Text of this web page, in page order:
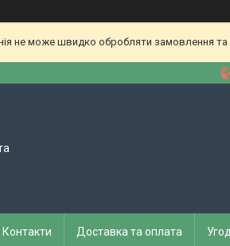
не може швидко обробляти замовлення та
Контакти Доставка та оплата